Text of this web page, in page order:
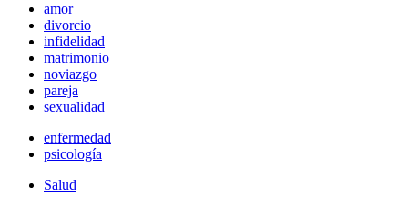
amor
divorcio
infidelidad
matrimonio
noviazgo
pareja
sexualidad
enfermedad
psicología
Salud